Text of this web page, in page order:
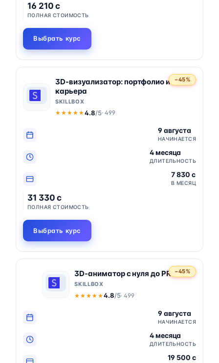
16 210 c
ПОЛНАЯ СТОИМОСТЬ
Выбрать курс
−45%
3D-визуализатор: портфолио и
карьера
SKILLBOX
★★★★★
★★★★★4.8/5· 499
9 августа
НАЧИНАЕТСЯ
4 месяца
ДЛИТЕЛЬНОСТЬ
7 830 c
В МЕСЯЦ
31 330 c
ПОЛНАЯ СТОИМОСТЬ
Выбрать курс
−45%
3D-аниматор с нуля до PRO
SKILLBOX
★★★★★
★★★★★4.8/5· 499
9 августа
НАЧИНАЕТСЯ
4 месяца
ДЛИТЕЛЬНОСТЬ
19 500 c